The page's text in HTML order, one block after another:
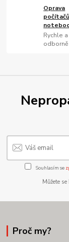
Oprava
Rychle a
odborně
Souhlasím se
Můžete
Proč my?